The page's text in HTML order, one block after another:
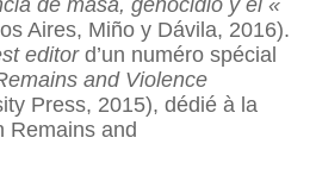
de masa, genocidio y el «
Aires, Miño y Dávila, 2016).
editord’un numéro spécial
and Violence
Press, 2015), dédié à la
Remains and